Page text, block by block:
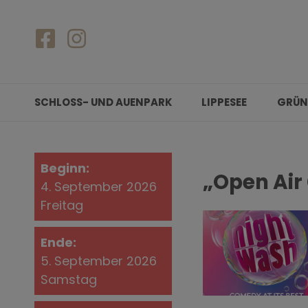
SCHLOSS- UND AUENPARK LIPPESEE
Beginn:
4. September 2026
Freitag
Ende:
5. September 2026
Samstag
„Open